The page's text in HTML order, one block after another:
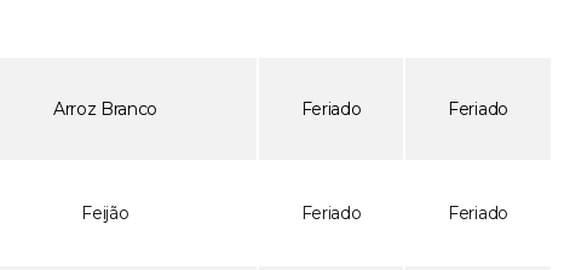
Arroz Branco Feriado Feriado
Feijão Feriado Feriado